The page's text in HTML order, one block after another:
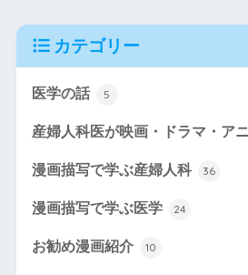
カテゴリー
医学の話 5
産婦人科医が映画・ドラマ・ア
漫画描写で学ぶ産婦人科 36
漫画描写で学ぶ医学 24
お勧め漫画紹介 10